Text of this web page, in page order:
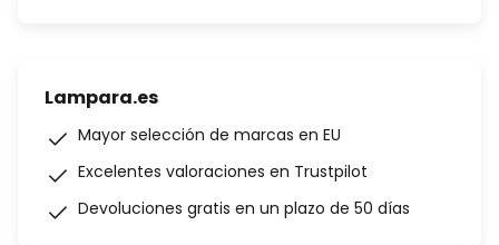
Lampara.es
Mayor selección de marcas en EU
Excelentes valoraciones en Trustpilot
Devoluciones gratis en un plazo de 50 días